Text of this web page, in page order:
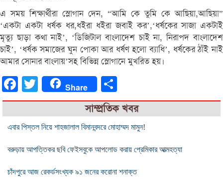
এ সময় শিক্ষার্থীরা স্লোগান দেন, “আমি কে তুমি কে আছিয়া,আছিয়া”
‘একটা একটা ধর্ষক ধর,ধইরা ধইরা জবাই কর’,‘ধর্ষকের সাজা একটাই
মৃত্যু ছাড়া কথা নাই’, ‘ডিজিটাল বাংলাদেশ চাই না, নিরাপদ বাংলাদেশ
চাই’, ‘ধর্ষক সমাজের ঘুন পোকা আর ধর্ষণ হলো ব্যাধি’, ধর্ষকের ঠাঁই নাই
আমার সোনার বাংলায়’সহ বিভিন্ন স্লোগানে মুখরিত হয়।
FacebookTwitter Share
সাম্প্রতিক খবর
এবার পিস্তল নিয়ে শাহজালাল বিমানবন্দরে মোহাম্মদ মামুন!
বরুড়ায় আপত্তিকর ছবি ফেইসবুকে আপলোড করায় প্রেমিকার আত্মহত্যা
চাঁদপুরে আজ রেকর্ডসংখ্যক ৯১ জনের করোনা শনাক্ত